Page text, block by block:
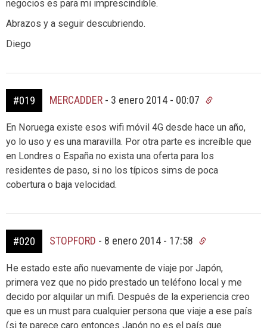
negocios es para mi imprescindible.
Abrazos y a seguir descubriendo.
Diego
#019 MERCADDER - 3 enero 2014 - 00:07
En Noruega existe esos wifi móvil 4G desde hace un año,
yo lo uso y es una maravilla. Por otra parte es increíble que
en Londres o España no exista una oferta para los
residentes de paso, si no los típicos sims de poca
cobertura o baja velocidad.
#020 STOPFORD - 8 enero 2014 - 17:58
He estado este año nuevamente de viaje por Japón,
primera vez que no pido prestado un teléfono local y me
decido por alquilar un mifi. Después de la experiencia creo
que es un must para cualquier persona que viaje a ese país
(si te parece caro entonces Japón no es el país que